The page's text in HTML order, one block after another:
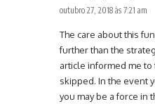
outubro 27, 2018 às 7:21 am
The care about this
further than the
article informed me to
skipped. In the event
you may be a force in